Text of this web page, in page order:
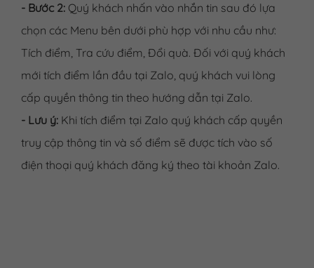
- Bước 2: Quý khách nhấn vào nhắn tin sau đó lựa
chọn các Menu bên dưới phù hợp với nhu cầu như:
Tích điểm, Tra cứu điểm, Đổi quà. Đối với quý khách
mới tích điểm lần đầu tại Zalo, quý khách vui lòng
cấp quyền thông tin theo hướng dẫn tại Zalo.
- Lưu ý: Khi tích điểm tại Zalo quý khách cấp quyền
truy cập thông tin và số điểm sẽ được tích vào số
điện thoại quý khách đăng ký theo tài khoản Zalo.